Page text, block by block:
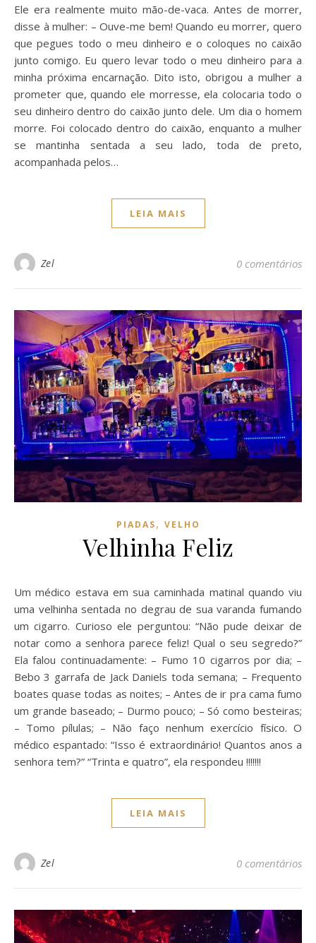
Ele era realmente muito mão-de-vaca. Antes de morrer,
disse à mulher: – Ouve-me bem! Quando eu morrer, quero
que pegues todo o meu dinheiro e o coloques no caixão
junto comigo. Eu quero levar todo o meu dinheiro para a
minha próxima encarnação. Dito isto, obrigou a mulher a
prometer que, quando ele morresse, ela colocaria todo o
seu dinheiro dentro do caixão junto dele. Um dia o homem
morre. Foi colocado dentro do caixão, enquanto a mulher
se mantinha sentada a seu lado, toda de preto,
acompanhada pelos…
LEIA MAIS
Zel 0 comentários
PIADAS, VELHO
Velhinha Feliz
Um médico estava em sua caminhada matinal quando viu
uma velhinha sentada no degrau de sua varanda fumando
um cigarro. Curioso ele perguntou: “Não pude deixar de
notar como a senhora parece feliz! Qual o seu segredo?”
Ela falou continuadamente: – Fumo 10 cigarros por dia; –
Bebo 3 garrafa de Jack Daniels toda semana; – Frequento
boates quase todas as noites; – Antes de ir pra cama fumo
um grande baseado; – Durmo pouco; – Só como besteiras;
– Tomo pílulas; – Não faço nenhum exercício físico. O
médico espantado: “Isso é extraordinário! Quantos anos a
senhora tem?” “Trinta e quatro”, ela respondeu !!!!!!!
LEIA MAIS
Zel 0 comentários